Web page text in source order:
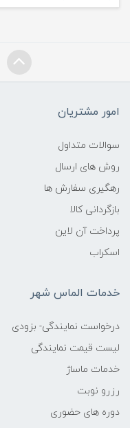
امور مشتریان
سوالات متداول
روش های ارسال
رهگیری سفارش ها
بازگردانی کالا
پرداخت آن لاین
اسکراب
خدمات الماس شهر
درخواست نمایندگی- بزودی
لیست قیمت نمایندگی
خدمات ماساژ
رزرو نوبت
دوره های حضوری